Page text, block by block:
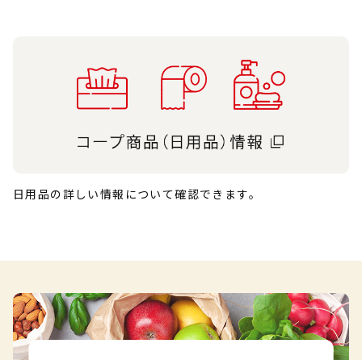
日用品の詳しい情報について確認できます。